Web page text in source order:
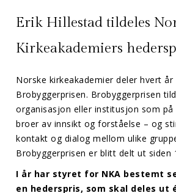
Erik Hillestad tildeles
Kirkeakademiers
Norske kirkeakademier deler hvert år
Brobyggerprisen. Brobyggerprisen
organisasjon eller institusjon som
broer av innsikt og forståelse – og
kontakt og dialog mellom ulike
Brobyggerprisen er blitt delt ut siden
I år har styret for NKA bestemt
en hederspris, som skal deles ut